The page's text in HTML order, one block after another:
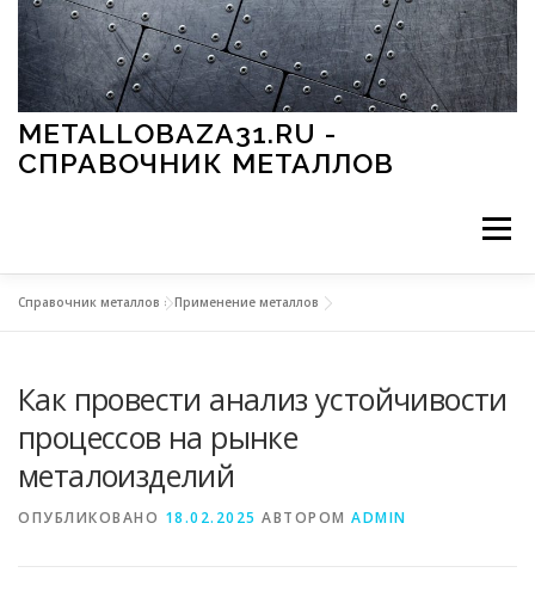
Перейти к содержимому
METALLOBAZA31.RU -
СПРАВОЧНИК МЕТАЛЛОВ
Меню
МЕТАЛЛЫ И ОКРУЖАЮЩАЯ СРЕДА
ПРИМЕНЕНИЕ МЕТАЛЛОВ
Справочник металлов »Применение металлов
Как провести анализ устойчивости
процессов на рынке
металоизделий
ОПУБЛИКОВАНО 18.02.2025 АВТОРОМ ADMIN